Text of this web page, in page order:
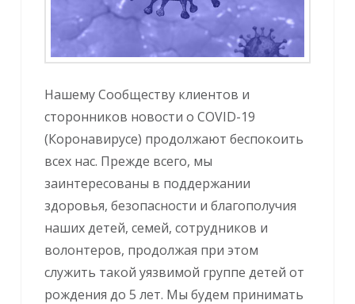
Нашему Сообществу клиентов и
сторонников новости о COVID-19
(Коронавирусе) продолжают беспокоить
всех нас. Прежде всего, мы
заинтересованы в поддержании
здоровья, безопасности и благополучия
наших детей, семей, сотрудников и
волонтеров, продолжая при этом
служить такой уязвимой группе детей от
рождения до 5 лет. Мы будем принимать